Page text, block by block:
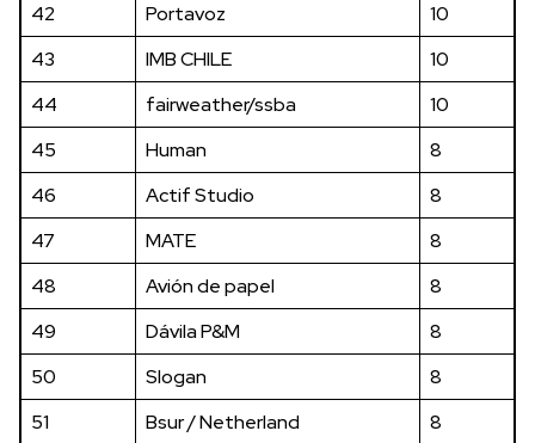
42
Portavoz
10
43
IMB CHILE
10
44
fairweather/ssba
10
45
Human
8
46
Actif Studio
8
47
MATE
8
48
Avión de papel
8
49
Dávila P&M
8
50
Slogan
8
51
Bsur / Netherland
8